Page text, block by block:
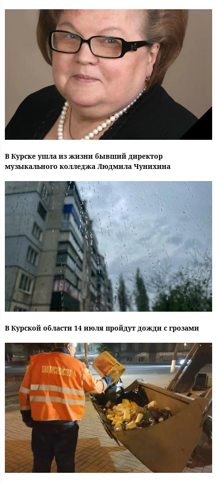
В Курске ушла из жизни бывший директор
музыкального колледжа Людмила Чунихина
В Курской области 14 июля пройдут дожди с грозами